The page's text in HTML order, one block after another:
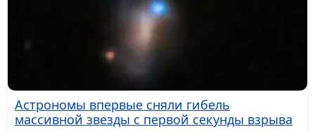
Астрономы впервые сняли гибель
массивной звезды с первой секунды взрыва